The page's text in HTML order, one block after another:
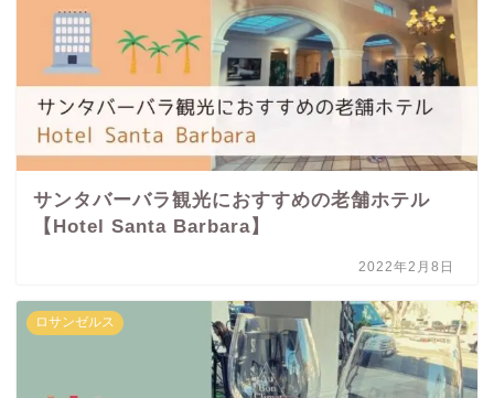
サンタバーバラ観光におすすめの老舗ホテル
【Hotel Santa Barbara】
2022年2月8日
ロサンゼルス